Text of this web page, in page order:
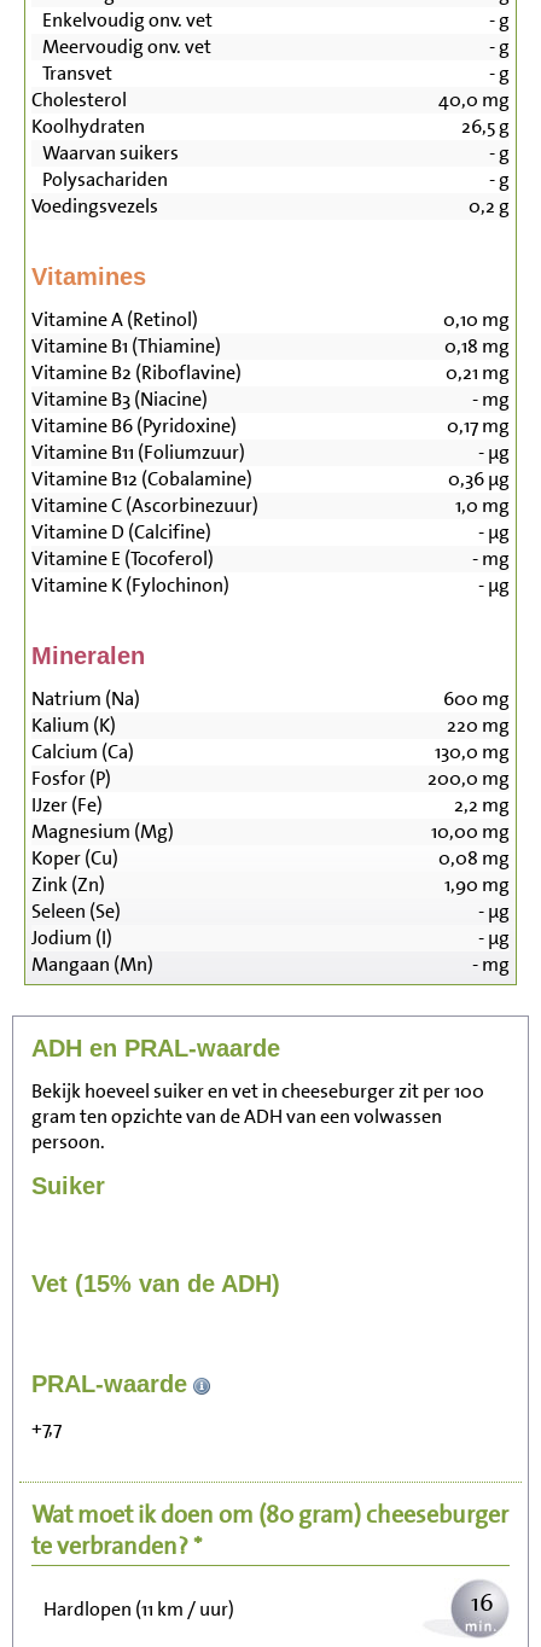
Enkelvoudig onv. vet
-g
Meervoudig onv. vet
-g
Transvet
-g
Cholesterol
40,0 mg
Koolhydraten
26,5g
Waarvan suikers
-g
Polysachariden
-g
Voedingsvezels
0,2 g
Vitamines
Vitamine A (Retinol) 0,10 mg
Vitamine B1 (Thiamine)
0,18 mg
Vitamine B2 (Riboflavine)
0,21 mg
Vitamine B3 (Niacine)
-mg
Vitamine B6 (Pyridoxine)
0,17mg
Vitamine B11 (Foliumzuur)
-µg
Vitamine B12 (Cobalamine)
0,36µg
Vitamine C (Ascorbinezuur)
1,0 mg
Vitamine D (Calcifine)
-µg
Vitamine E (Tocoferol)
-mg
Vitamine K (Fylochinon)
-µg
Mineralen
Natrium (Na) 600 mg
Kalium (K)
220 mg
Calcium (Ca)
130,0 mg
Fosfor (P)
200,0 mg
IJzer (Fe)
2,2 mg
Magnesium (Mg)
10,00 mg
Koper (Cu)
0,08 mg
Zink (Zn)
1,90 mg
Seleen (Se)
-µg
Jodium (I)
-µg
Mangaan (Mn)
-mg
ADH en PRAL-waarde
Bekijk hoeveel suiker en vet in cheeseburger zit per 100
gram ten opzichte van de ADH van een volwassen
persoon.
Suiker
Vet (15% van de ADH)
PRAL-waarde
+7,7
Wat moet ik doen om (80 gram)cheeseburger
te verbranden? *
Zitten, tv kijken
Wandelen (5 km/uur) 40
Hardlopen (11 km / uur) 16